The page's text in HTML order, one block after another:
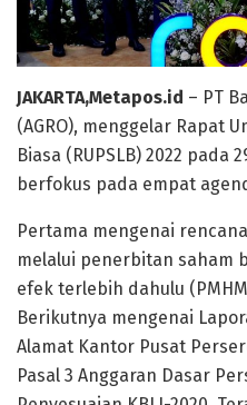
JAKARTA,Metapos.id – PT
(AGRO), menggelar Rapat
Biasa (RUPSLB) 2022 pada
berfokus pada empat
Pertama mengenai
melalui penerbitan saham
efek terlebih dahulu
Berikutnya mengenai
Alamat Kantor Pusat
Pasal 3 Anggaran Dasar